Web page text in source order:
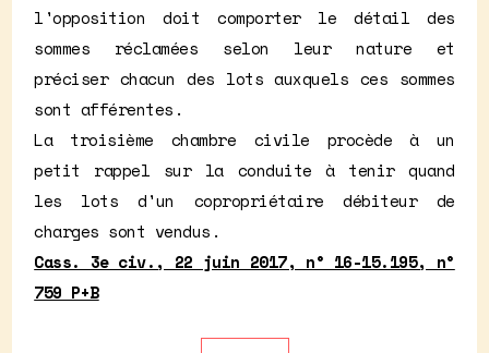
l'opposition doit comporter le détail des
sommes réclamées selon leur nature et
préciser chacun des lots auxquels ces sommes
sont afférentes.
La troisième chambre civile procède à un
petit rappel sur la conduite à tenir quand
les lots d'un copropriétaire débiteur de
charges sont vendus.
Cass. 3e civ., 22 juin 2017, n° 16-15.195, n°
759 P+B